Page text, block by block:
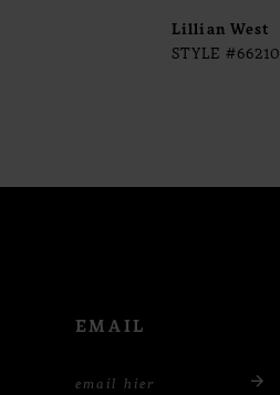
Lillian West
STYLE #66210
EMAIL